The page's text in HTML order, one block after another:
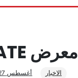
معرض EDUGATE
الاخبار أغسطس 27, 2023